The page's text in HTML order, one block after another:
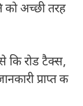
को अच्छी तरह
कि रोड टैक्स,
प्राप्त क